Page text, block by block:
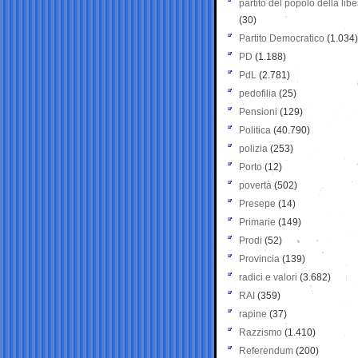
partito del popolo della
(30)
Partito Democratico (1.034)
PD (1.188)
PdL (2.781)
pedofilia (25)
Pensioni (129)
Politica (40.790)
polizia (253)
Porto (12)
povertà (502)
Presepe (14)
Primarie (149)
Prodi (52)
Provincia (139)
radici e valori (3.682)
RAI (359)
rapine (37)
Razzismo (1.410)
Referendum (200)